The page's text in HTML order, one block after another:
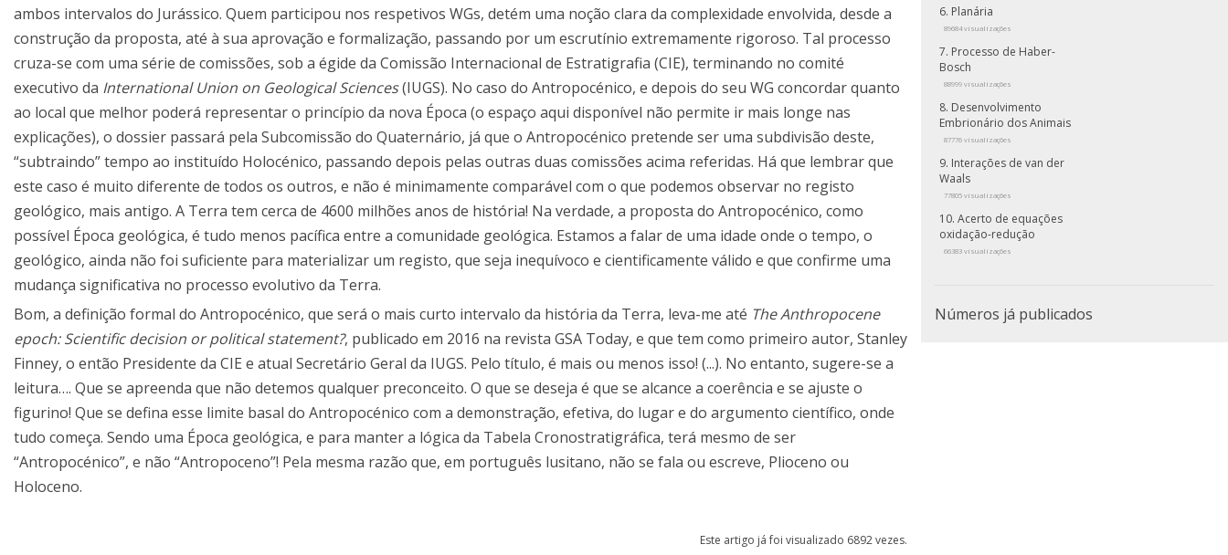
ambos intervalos do Jurássico. Quem participou nos respetivos WGs, detém uma noção clara da complexidade envolvida, desde a
construção da proposta, até à sua aprovação e formalização, passando por um escrutínio extremamente rigoroso. Tal processo
cruza-se com uma série de comissões, sob a égide da Comissão Internacional de Estratigrafia (CIE), terminando no comité
executivo da International Union on Geological Sciences(IUGS). No caso do Antropocénico, e depois do seu WG concordar quanto
ao local que melhor poderá representar o princípio da nova Época (o espaço aqui disponível não permite ir mais longe nas
explicações), o dossier passará pela Subcomissão do Quaternário, já que o Antropocénico pretende ser uma subdivisão deste,
“subtraindo” tempo ao instituído Holocénico, passando depois pelas outras duas comissões acima referidas. Há que lembrar que
este caso é muito diferente de todos os outros, e não é minimamente comparável com o que podemos observar no registo
geológico, mais antigo. A Terra tem cerca de 4600 milhões anos de história! Na verdade, a proposta do Antropocénico, como
possível Época geológica, é tudo menos pacífica entre a comunidade geológica. Estamos a falar de uma idade onde o tempo, o
geológico, ainda não foi suficiente para materializar um registo, que seja inequívoco e cientificamente válido e que confirme uma
mudança significativa no processo evolutivo da Terra.
Bom, a definição formal do Antropocénico, que será o mais curto intervalo da história da Terra, leva-me até The Anthropocene
epoch: Scientific decision or political statement?, publicado em 2016 na revista GSA Today, e que tem como primeiro autor, Stanley
Finney, o então Presidente da CIE e atual Secretário Geral da IUGS. Pelo título, é mais ou menos isso! (...). No entanto, sugere-se a
leitura…. Que se apreenda que não detemos qualquer preconceito. O que se deseja é que se alcance a coerência e se ajuste o
figurino! Que se defina esse limite basal do Antropocénico com a demonstração, efetiva, do lugar e do argumento científico, onde
tudo começa. Sendo uma Época geológica, e para manter a lógica da Tabela Cronostratigráfica, terá mesmo de ser
“Antropocénico”, e não “Antropoceno”! Pela mesma razão que, em português lusitano, não se fala ou escreve, Plioceno ou
Holoceno.
Este artigo já foi visualizado 6892 vezes.
Planária
89684 visualizações
Processo de Haber-
Bosch
88999 visualizações
Desenvolvimento
Embrionário dos Animais
87776 visualizações
Interações de van der
Waals
77805 visualizações
Acerto de equações
oxidação-redução
66383 visualizações
Números já publicados